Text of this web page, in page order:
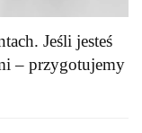
Jeśli jesteś
– przygotujemy